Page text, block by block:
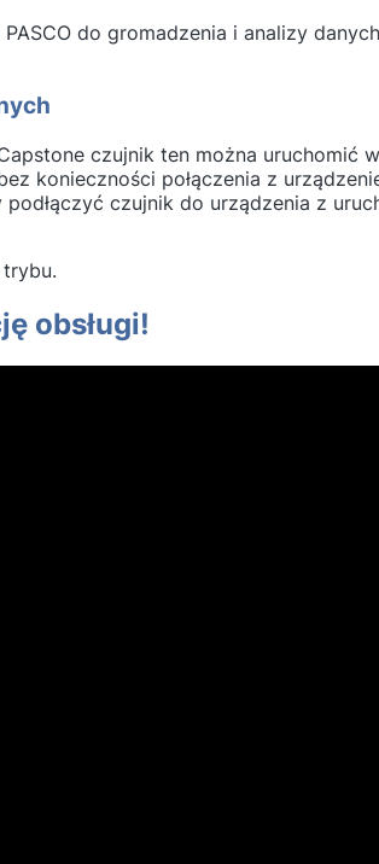
do gromadzenia i analizy
czujnik ten można
konieczności połączenia z
czujnik do urządzenia z
trybu.
obsługi!